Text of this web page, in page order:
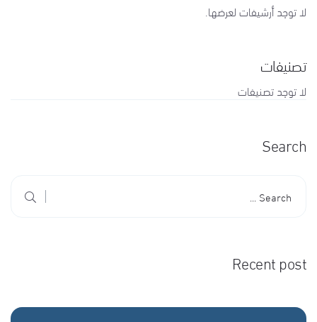
لا توجد أرشيفات لعرضها.
تصنيفات
لا توجد تصنيفات
Search
Recent post